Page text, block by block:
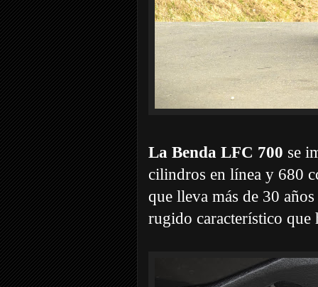
La Benda LFC 700 se
cilindros en línea y 680
que lleva más de 30
rugido característico que